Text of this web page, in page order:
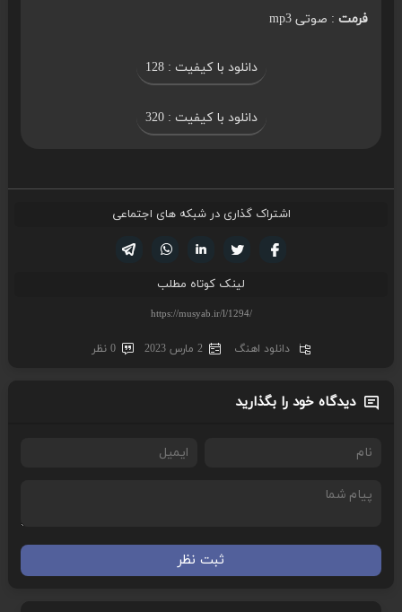
فرمت: صوتی mp3
دانلود با کیفیت : 128
دانلود با کیفیت : 320
اشتراک گذاری در شبکه های اجتماعی
لینکدین تویتر
فیسوک
لینک کوتاه مطلب
دانلود اهنگ 2 مارس 2023 0 نظر
دیدگاه خود را بگذارید
ثبت نظر